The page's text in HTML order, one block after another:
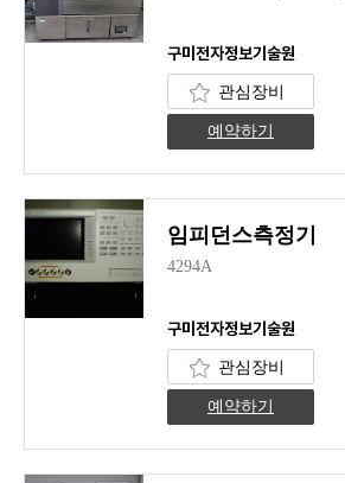
구미전자정보기술원
관심장비
예약하기
임피던스측정기
4294A
구미전자정보기술원
관심장비
예약하기